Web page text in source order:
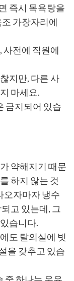
즉시 목욕탕을
가장자리에
사전에 직원에
지만, 다른 사
마세요.
금지되어 있습
약해지기 때문
하지 않는 것
오자마자 냉수
고 있는데, 그
습니다.
도 탈의실에 빗
을 갖추고 있습